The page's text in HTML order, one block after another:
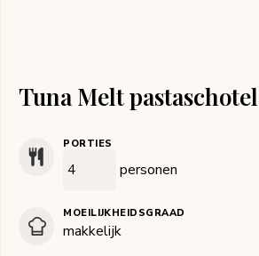
Tuna Melt pastaschotel
PORTIES
personen
MOEILIJKHEIDSGRAAD
makkelijk